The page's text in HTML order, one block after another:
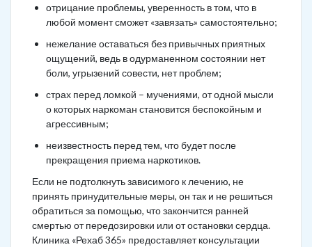
отрицание проблемы, уверенность в том, что в
любой момент сможет «завязать» самостоятельно;
нежелание оставаться без привычных приятных
ощущений, ведь в одурманенном состоянии нет
боли, угрызений совести, нет проблем;
страх перед ломкой – мучениями, от одной мысли
о которых наркоман становится беспокойным и
агрессивным;
неизвестность перед тем, что будет после
прекращения приема наркотиков.
Если не подтолкнуть зависимого к лечению, не
принять принудительные меры, он так и не решиться
обратиться за помощью, что закончится ранней
смертью от передозировки или от остановки сердца.
Клиника «Рехаб 365» предоставляет консультации